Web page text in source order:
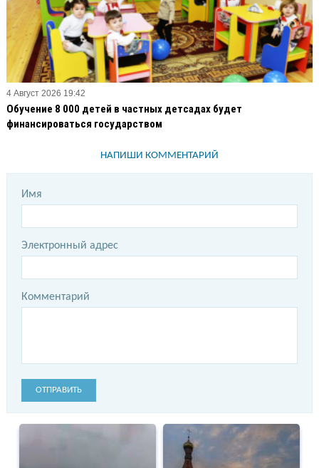
4 Август 2026 19:42
Обучение 8 000 детей в частных детсадах будет
финансироваться государством
НАПИШИ КОММЕНТАРИЙ
Имя
Электронный адрес
Комментарий
ОТПРАВИТЬ